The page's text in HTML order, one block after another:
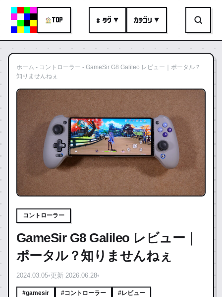
TOP # タグ ▼ カテゴリ ▼
ホーム - コントローラー - GameSir G8 Galileo レビュー｜ポータル？
知りませんねぇ
コントローラー
GameSir G8 Galileo レビュー｜
ポータル？知りませんねぇ
2024.03.05•更新 2026.06.28•
#gamesir #コントローラー #レビュー